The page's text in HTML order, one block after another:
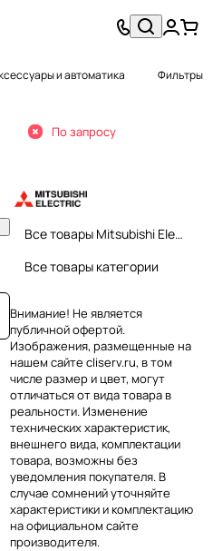
и автоматика Фильтры
По запросу
Все товары Mitsubishi Electric
Все товары категории
Внимание! Не является
публичной офертой.
Изображения, размещенные на
нашем сайте cliserv.ru, в том
числе размер и цвет, могут
отличаться от вида товара в
реальности. Изменение
технических характеристик,
внешнего вида, комплектации
товара, возможны без
уведомления покупателя. В
случае сомнений уточняйте
характеристики и комплектацию
на официальном сайте
производителя.